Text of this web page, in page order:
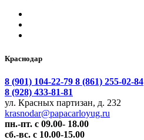
Краснодар
8 (901) 104-22-79 8 (861) 255-02-84
8 (928) 433-81-81
ул. Красных партизан, д. 232
krasnodar@papacarloyug.ru
пн.-пт. с 09.00- 18.00
сб.-вс. с 10.00-15.00